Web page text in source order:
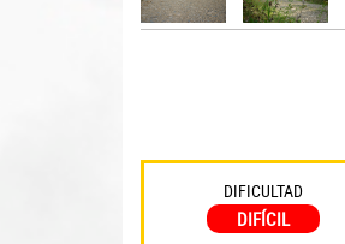
DIFICULTAD
DIFÍCIL